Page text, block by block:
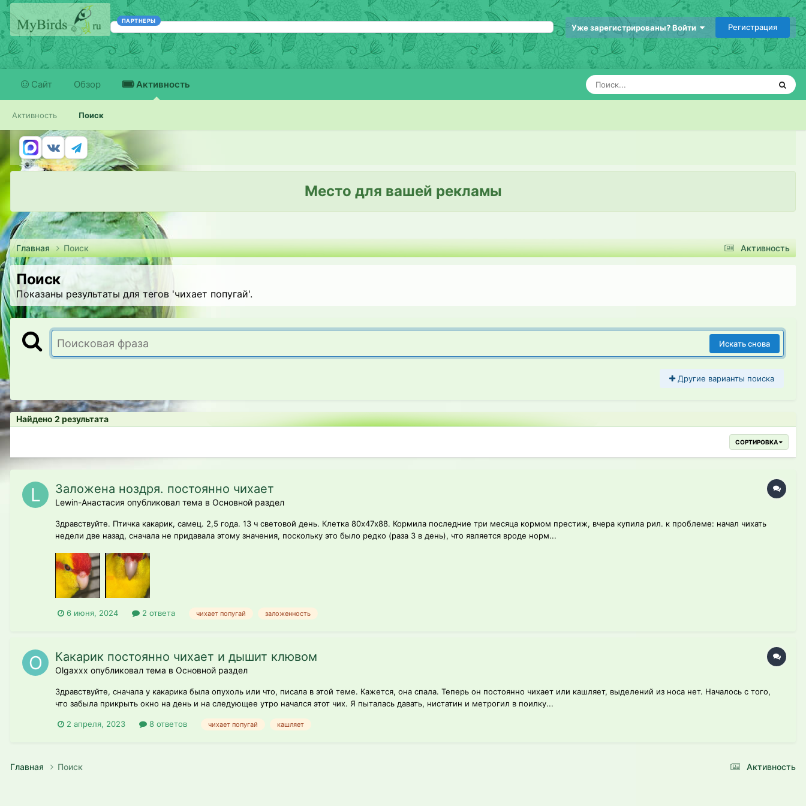
ПАРТНЕРЫ
Уже зарегистрированы? Войти Регистрация
Сайт Обзор Активность
Активность Поиск
Место для вашей рекламы
Активность
Главная Поиск
Поиск
Показаны результаты для тегов 'чихает попугай'.
Искать снова
Другие варианты поиска
Найдено 2 результата
СОРТИРОВКА
Заложена ноздря. постоянно чихает
Lewin-Анастасия опубликовал тема в Основной раздел
Здравствуйте. Птичка какарик, самец. 2,5 года. 13 ч световой день. Клетка 80х47х88. Кормила последние три месяца кормом престиж, вчера купила рил. к проблеме: начал чихать
недели две назад, сначала не придавала этому значения, поскольку это было редко (раза 3 в день), что является вроде норм...
6 июня, 2024 2 ответа чихает попугай заложенность
Какарик постоянно чихает и дышит клювом
Olgaxxx опубликовал тема в Основной раздел
Здравствуйте, сначала у какарика была опухоль или что, писала в этой теме. Кажется, она спала. Теперь он постоянно чихает или кашляет, выделений из носа нет. Началось с того,
что забыла прикрыть окно на день и на следующее утро начался этот чих. Я пыталась давать, нистатин и метрогил в поилку...
2 апреля, 2023 8 ответов чихает попугай кашляет
Активность
Главная Поиск